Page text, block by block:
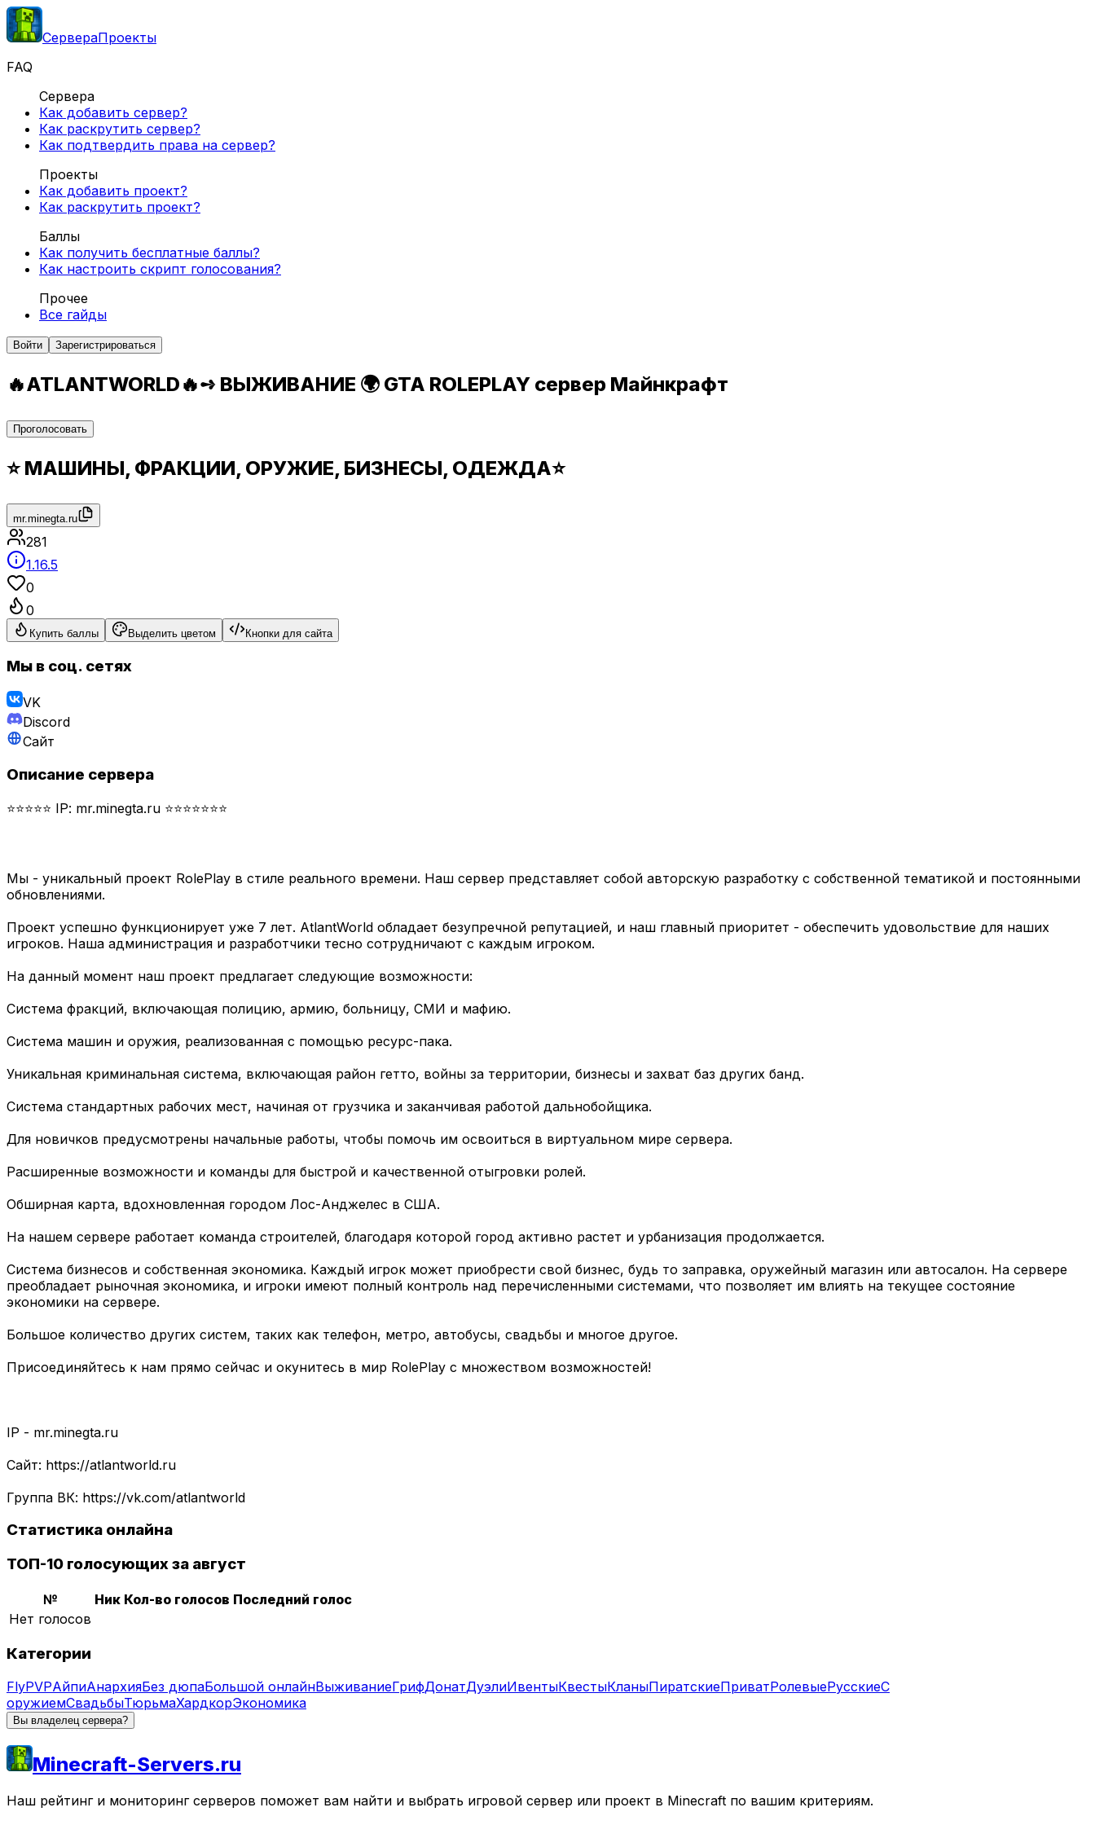
СервераПроекты
FAQ
Сервера
Как добавить сервер?
Как раскрутить сервер?
Как подтвердить права на сервер?
Проекты
Как добавить проект?
Как раскрутить проект?
Баллы
Как получить бесплатные баллы?
Как настроить скрипт голосования?
Прочее
Все гайды
Войти Зарегистрироваться
🔥ATLANTWORLD🔥➺ ВЫЖИВАНИЕ 🌍 GTA ROLEPLAY сервер Майнкрафт
Проголосовать
⭐ МАШИНЫ, ФРАКЦИИ, ОРУЖИЕ, БИЗНЕСЫ, ОДЕЖДА⭐
mr.minegta.ru
281
1.16.5
0
0
Купить баллы Выделить цветом Кнопки для сайта
Мы в соц. сетях
VK
Discord
Сайт
Описание сервера
⭐⭐⭐⭐⭐ IP: mr.minegta.ru ⭐⭐⭐⭐⭐⭐⭐
Мы - уникальный проект RolePlay в стиле реального времени. Наш сервер представляет собой авторскую разработку с собственной тематикой и постоянными
обновлениями.
Проект успешно функционирует уже 7 лет. AtlantWorld обладает безупречной репутацией, и наш главный приоритет - обеспечить удовольствие для наших
игроков. Наша администрация и разработчики тесно сотрудничают с каждым игроком.
На данный момент наш проект предлагает следующие возможности:
Система фракций, включающая полицию, армию, больницу, СМИ и мафию.
Система машин и оружия, реализованная с помощью ресурс-пака.
Уникальная криминальная система, включающая район гетто, войны за территории, бизнесы и захват баз других банд.
Система стандартных рабочих мест, начиная от грузчика и заканчивая работой дальнобойщика.
Для новичков предусмотрены начальные работы, чтобы помочь им освоиться в виртуальном мире сервера.
Расширенные возможности и команды для быстрой и качественной отыгровки ролей.
Обширная карта, вдохновленная городом Лос-Анджелес в США.
На нашем сервере работает команда строителей, благодаря которой город активно растет и урбанизация продолжается.
Система бизнесов и собственная экономика. Каждый игрок может приобрести свой бизнес, будь то заправка, оружейный магазин или автосалон. На сервере
преобладает рыночная экономика, и игроки имеют полный контроль над перечисленными системами, что позволяет им влиять на текущее состояние
экономики на сервере.
Большое количество других систем, таких как телефон, метро, автобусы, свадьбы и многое другое.
Присоединяйтесь к нам прямо сейчас и окунитесь в мир RolePlay с множеством возможностей!
IP - mr.minegta.ru
Сайт: https://atlantworld.ru
Группа ВК: https://vk.com/atlantworld
Статистика онлайна
ТОП-10 голосующих за август
№ Ник Кол-во голосов Последний голос
Нет голосов
Категории
FlyPVPАйпиАнархияБез дюпаБольшой онлайнВыживаниеГрифДонатДуэлиИвентыКвестыКланыПиратскиеПриватРолевыеРусскиеС
оружиемСвадьбыТюрьмаХардкорЭкономика
Вы владелец сервера?
Minecraft-Servers.ru
Наш рейтинг и мониторинг серверов поможет вам найти и выбрать игровой сервер или проект в Minecraft по вашим критериям.